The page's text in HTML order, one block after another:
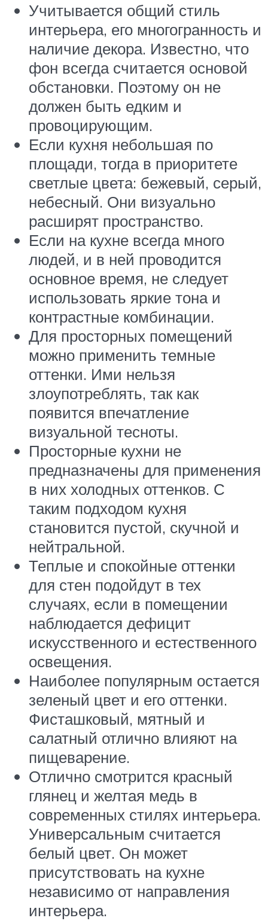
Учитывается общий стиль
интерьера, его многогранность и
наличие декора. Известно, что
фон всегда считается основой
обстановки. Поэтому он не
должен быть едким и
провоцирующим.
Если кухня небольшая по
площади, тогда в приоритете
светлые цвета: бежевый, серый,
небесный. Они визуально
расширят пространство.
Если на кухне всегда много
людей, и в ней проводится
основное время, не следует
использовать яркие тона и
контрастные комбинации.
Для просторных помещений
можно применить темные
оттенки. Ими нельзя
злоупотреблять, так как
появится впечатление
визуальной тесноты.
Просторные кухни не
предназначены для применения
в них холодных оттенков. С
таким подходом кухня
становится пустой, скучной и
нейтральной.
Теплые и спокойные оттенки
для стен подойдут в тех
случаях, если в помещении
наблюдается дефицит
искусственного и естественного
освещения.
Наиболее популярным остается
зеленый цвет и его оттенки.
Фисташковый, мятный и
салатный отлично влияют на
пищеварение.
Отлично смотрится красный
глянец и желтая медь в
современных стилях интерьера.
Универсальным считается
белый цвет. Он может
присутствовать на кухне
независимо от направления
интерьера.